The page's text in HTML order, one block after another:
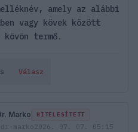
amely az alábbi
vagy kövek között
termő.
Válasz
Marko HITELESÍTETT
marko2026. 07. 07. 05:15